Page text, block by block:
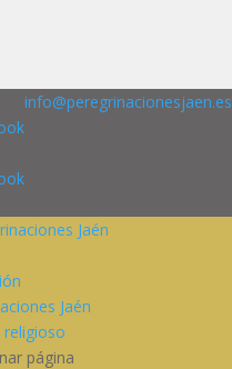
info@peregrinacionesjaen.es
Jaén
página